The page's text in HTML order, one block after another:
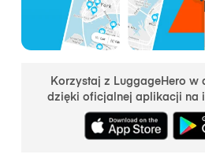
Korzystaj z LuggageHero w
dzięki oficjalnej aplikacji na